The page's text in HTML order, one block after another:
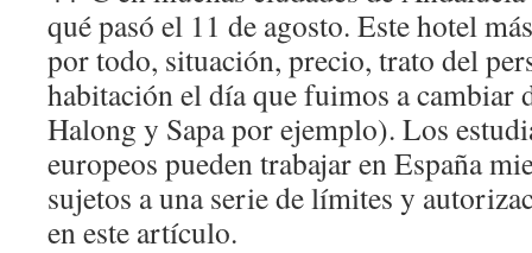
qué pasó el 11 de agosto. Este hotel
por todo, situación, precio, trato del
habitación el día que fuimos a cambiar
Halong y Sapa por ejemplo). Los
europeos pueden trabajar en España
sujetos a una serie de límites y
en este artículo.